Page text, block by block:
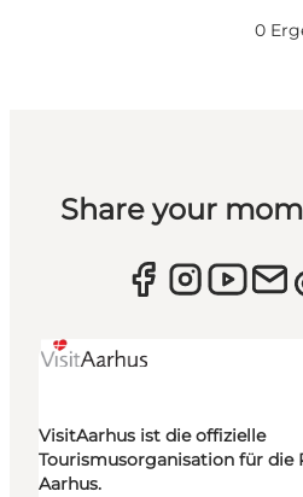
0
Share your
VisitAarhus ist die offizielle
Tourismusorganisation für die
Aarhus.